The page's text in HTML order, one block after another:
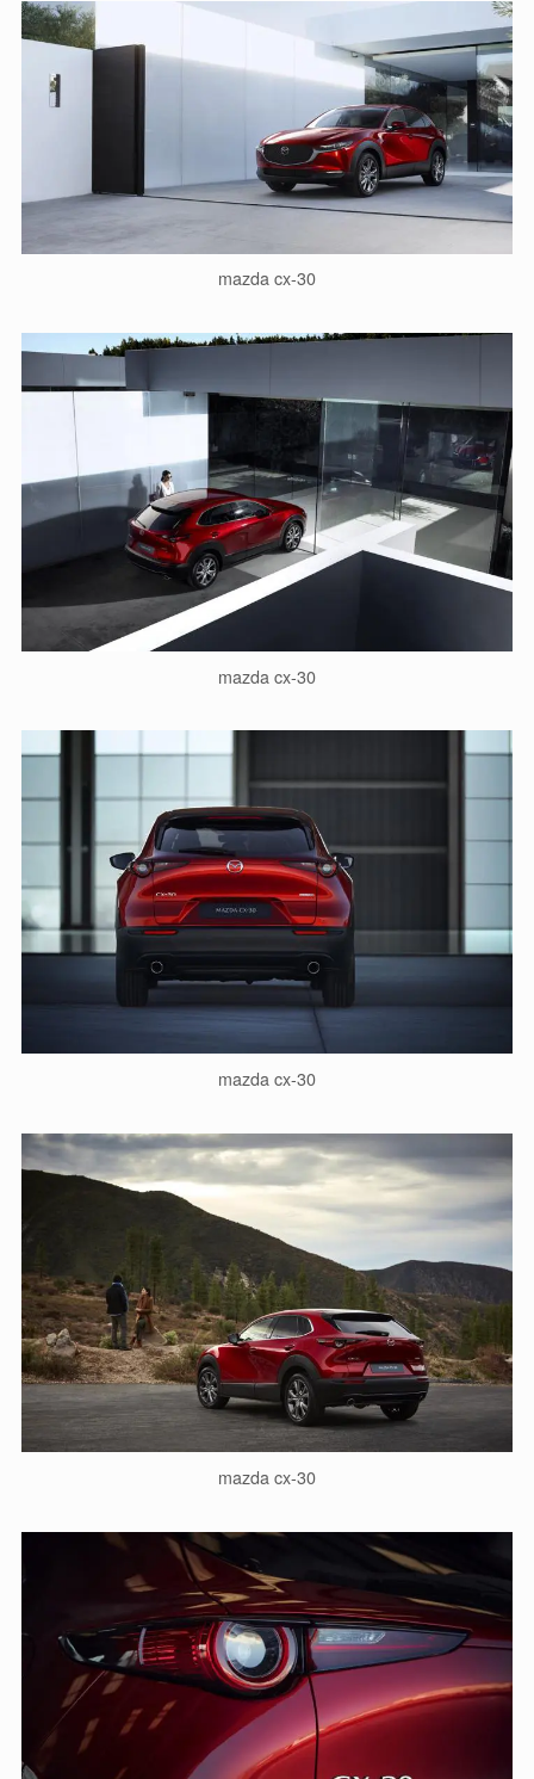
mazda cx-30
mazda cx-30
mazda cx-30
mazda cx-30